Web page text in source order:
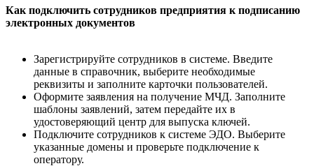
Как подключить сотрудников предприятия к подписанию
электронных документов
Зарегистрируйте сотрудников в системе. Введите
данные в справочник, выберите необходимые
реквизиты и заполните карточки пользователей.
Оформите заявления на получение МЧД. Заполните
шаблоны заявлений, затем передайте их в
удостоверяющий центр для выпуска ключей.
Подключите сотрудников к системе ЭДО. Выберите
указанные домены и проверьте подключение к
оператору.